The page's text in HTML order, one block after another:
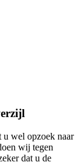
u wel opzoek naar
wij tegen
dat u de